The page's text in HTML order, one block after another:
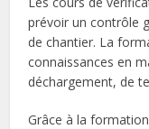
prévoir un contrôle
de chantier. La
connaissances en
déchargement, de
Grâce à la